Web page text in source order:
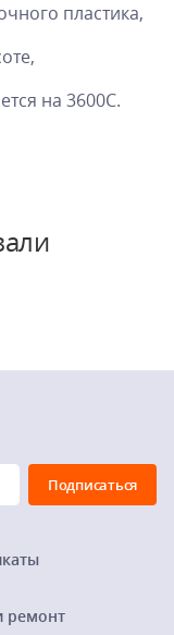
пластика,
на 3600С.
ремонт